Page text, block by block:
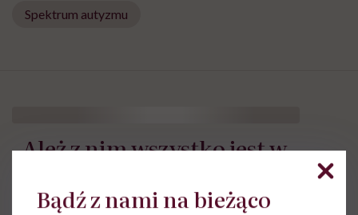
Spektrum autyzmu
„Ależ z nim wszystko jest w
porządku”. O rodzicach, którzy
boją się usłyszeć, że to autyzm
Bądź z nami na bieżąco